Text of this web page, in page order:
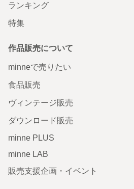
ランキング
特集
作品販売について
minneで売りたい
食品販売
ヴィンテージ販売
ダウンロード販売
minne PLUS
minne LAB
販売支援企画・イベント